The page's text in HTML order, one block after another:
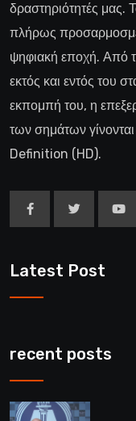
δραστηριότητές μας.
πλήρως
ψηφιακή εποχή. Από
εκτός και εντός του
εκπομπή του, η
των σημάτων
Definition (HD).
Latest Post
recent posts